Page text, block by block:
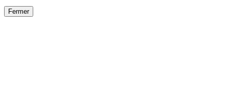
Fermer